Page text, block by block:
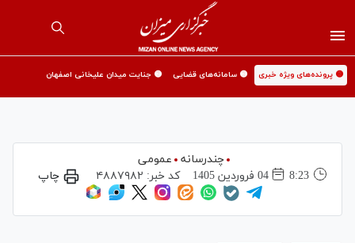
🟡 پرونده‌های ویژه خبری 🟡 سامانه‌های قضایی 🟡 جنایت میدان علیخانی اصفهان
چندرسانه
عمومی
8:23
04 فروردين 1405 کد خبر: ۴۸۸۷۹۸۲ چاپ